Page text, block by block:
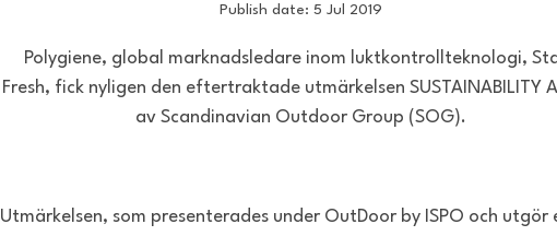
Publish date: 5 Jul 2019
Polygiene, global marknadsledare inom luktkontrollteknologi,
Fresh, fick nyligen den eftertraktade utmärkelsen SUSTAINABILITY
av Scandinavian Outdoor Group (SOG).
Utmärkelsen, som presenterades under OutDoor by ISPO och utgör